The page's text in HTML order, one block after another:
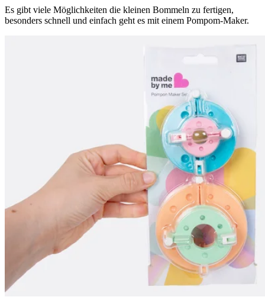
Es gibt viele Möglichkeiten die kleinen Bommeln zu fertigen,
besonders schnell und einfach geht es mit einem Pompom-Maker.